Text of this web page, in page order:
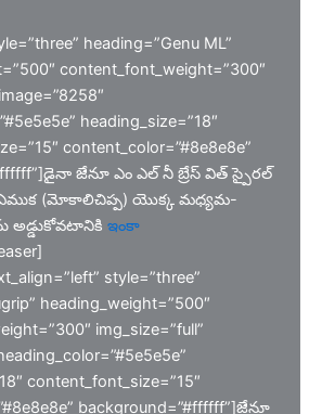
heading=”Genu ML”
content_font_weight=”300″
heading_size=”18″
content_color=”#8e8e8e”
జేనూ ఎం ఎల్ నీ బ్రేస్ విత్ స్పైరల్
(మోకాలిచిప్ప) యొక్క మధ్యమ-
అడ్డుకోవటానికి ఇంకా
style=”three”
heading_weight=”500″
img_size=”full”
content_font_size=”15″
background=”#ffffff”]జేనూ